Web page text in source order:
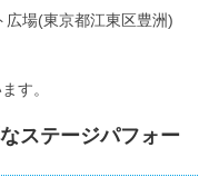
広場(東京都江東区豊洲)
す。
ステージパフォー